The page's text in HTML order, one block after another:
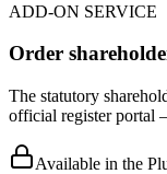
ADD-ON SERVICE
Order
The statutory
official register portal
Available in the